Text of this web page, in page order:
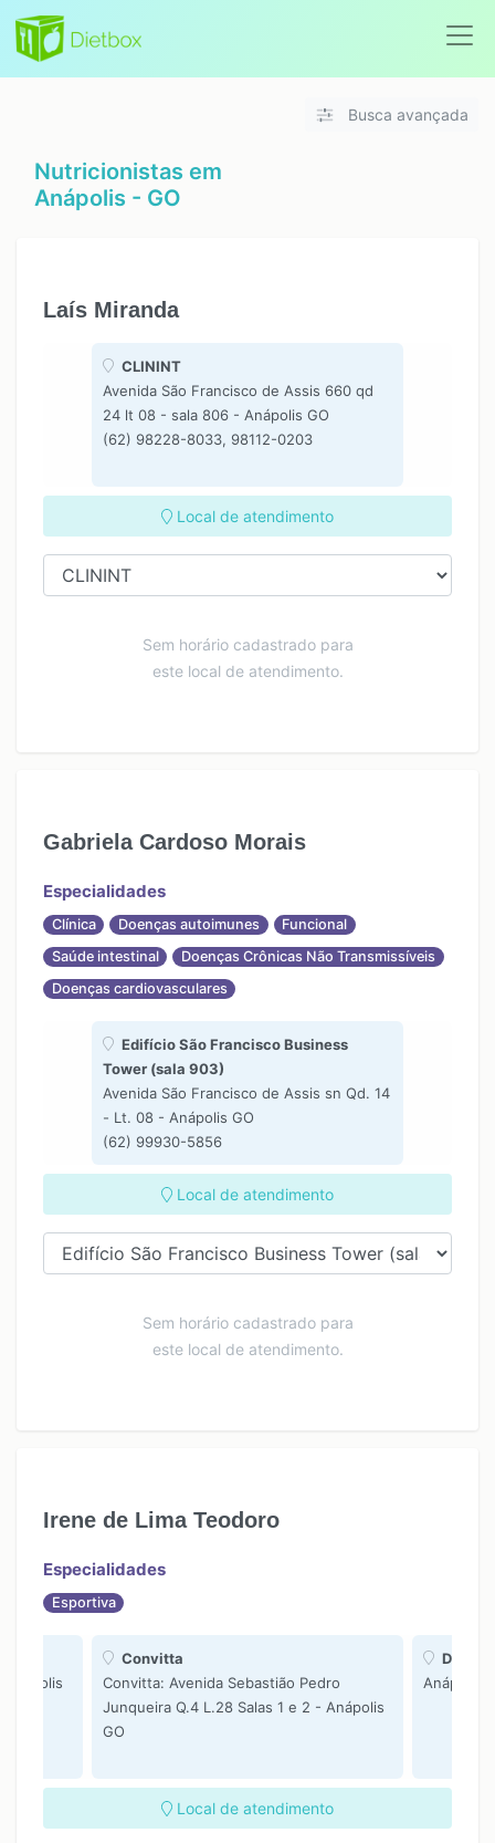
Busca avançada
Nutricionistas em
Anápolis - GO
Laís Miranda
CLININT
Avenida São Francisco de Assis 660 qd
24 lt 08 - sala 806 - Anápolis GO
(62) 98228-8033, 98112-0203
Local de atendimento
Sem horário cadastrado para
este local de atendimento.
Gabriela Cardoso Morais
Especialidades
Clínica Doenças autoimunes
Funcional
Saúde intestinal
Doenças Crônicas Não Transmissíveis
Doenças cardiovasculares
Edifício São Francisco Business
Tower (sala 903)
Avenida São Francisco de Assis sn Qd. 14
- Lt. 08 - Anápolis GO
(62) 99930-5856
Local de atendimento
Sem horário cadastrado para
este local de atendimento.
Irene de Lima Teodoro
Especialidades
Esportiva
Convitta
Convitta: Avenida Sebastião Pedro
Junqueira Q.4 L.28 Salas 1 e 2 - Anápolis
GO
Anápolis
Local de atendimento